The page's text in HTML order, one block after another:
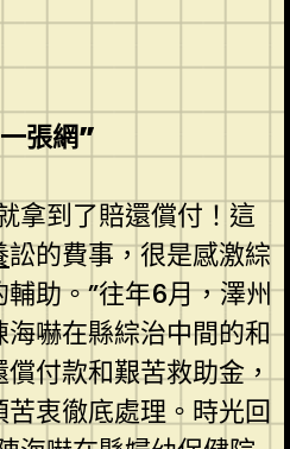
張網”
拿到了賠還償付！這
訟的費事，很是感激綜
輔助。”往年6月，澤州
嚇在縣綜治中間的和
付款和艱苦救助金，
衷徹底處理。時光回